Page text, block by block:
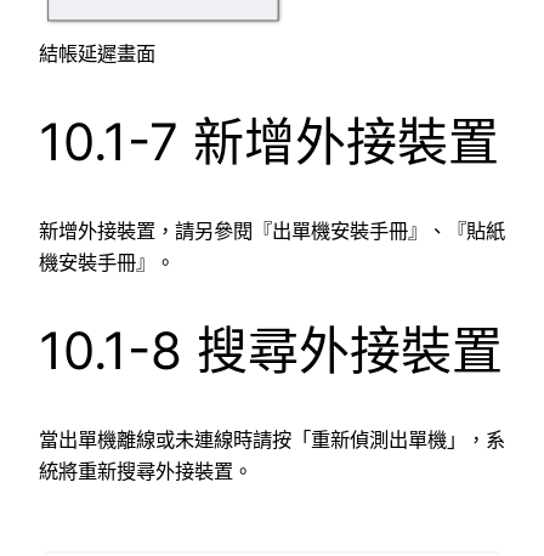
結帳延遲畫面
10.1-7 新增外接裝置
新增外接裝置，請另參閱『出單機安裝手冊』、『貼紙
機安裝手冊』。
10.1-8 搜尋外接裝置
當出單機離線或未連線時請按「重新偵測出單機」，系
統將重新搜尋外接裝置。